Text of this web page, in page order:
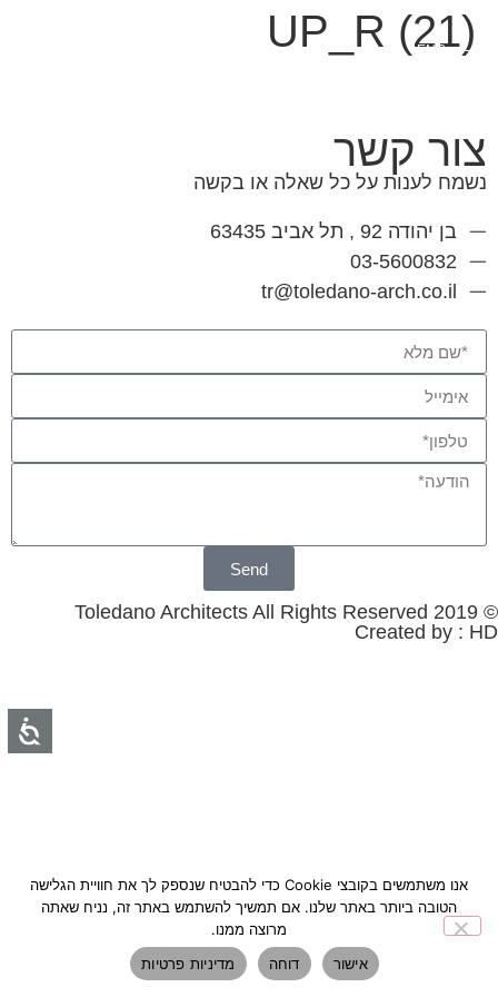
ENG
UP_R (21)
צור קשר
נשמח לענות על כל שאלה או בקשה
בן יהודה 92 , תל אביב 63435
03-5600832
tr@toledano-arch.co.il
Send
© 2019 Toledano Architects All Rights Reserved
Created by : HD
אנו משתמשים בקובצי Cookie כדי להבטיח שנספק לך את חוויית הגלישה
הטובה ביותר באתר שלנו. אם תמשיך להשתמש באתר זה, נניח שאתה
מרוצה ממנו.
אישור
דוחה מדיניות פרטיות